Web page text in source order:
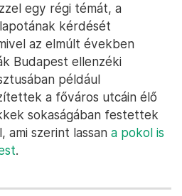
egy régi témát, a
kérdését
az elmúlt években
Budapest ellenzéki
például
a főváros utcáin élő
sokaságában festettek
ami szerint lassan a pokol is
.